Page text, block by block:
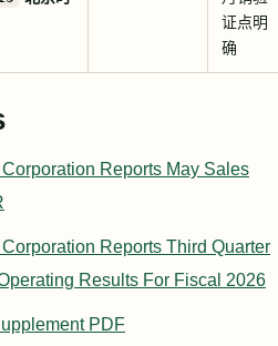
证点明
确
Reports May Sales
Reports Third Quarter
Results For Fiscal 2026
PDF